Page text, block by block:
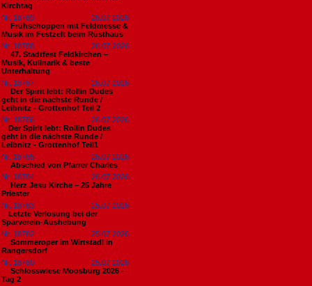
Kirchtag
Nr. 18789
26.07.2026
Frühschoppen mit Feldmesse &
Musik im Festzelt beim Rüsthaus
Nr. 18788
26.07.2026
47. Stadtfest Feldkirchen –
Musik, Kulinarik & beste
Unterhaltung
Nr. 18787
26.07.2026
Der Spirit lebt: Rollin Dudes
geht in die nächste Runde /
Leibnitz - Grottenhof Teil 2
Nr. 18786
26.07.2026
​Der Spirit lebt: Rollin Dudes
geht in die nächste Runde /
Leibnitz - Grottenhof Teil1
Nr. 18785
26.07.2026
Abschied von Pfarrer Charles
Nr. 18784
26.07.2026
Herz Jesu Kirche – 25 Jahre
Priester
Nr. 18783
25.07.2026
​Letzte Verlosung bei der
Sparverein-Aushebung
Nr. 18782
25.07.2026
Sommeroper im Wirtstadl in
Rangersdorf
Nr. 18780
25.07.2026
Schlosswiese Moosburg 2026 -
Tag 2